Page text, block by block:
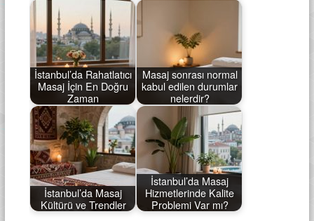
İstanbul’da Rahatlatıcı
Masaj İçin En Doğru
Zaman
Masaj sonrası normal
kabul edilen durumlar
nelerdir?
İstanbul’da Masaj
Kültürü ve Trendler
İstanbul’da Masaj
Hizmetlerinde Kalite
Problemi Var mı?